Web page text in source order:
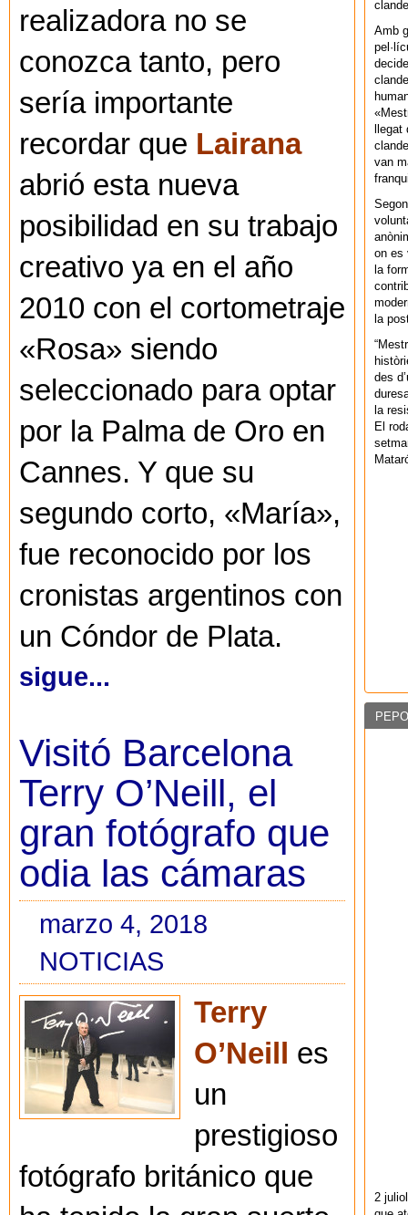
realizadora no se
conozca tanto, pero
sería importante
recordar que Lairana
abrió esta nueva
posibilidad en su trabajo
creativo ya en el año
2010 con el cortometraje
«Rosa» siendo
seleccionado para optar
por la Palma de Oro en
Cannes. Y que su
segundo corto, «María»,
fue reconocido por los
cronistas argentinos con
un Cóndor de Plata.
sigue...
Visitó Barcelona
Terry O’Neill, el
gran fotógrafo que
odia las cámaras
marzo 4, 2018
NOTICIAS
Terry
O’Neill
es
un
prestigioso
fotógrafo británico que
Amb
van
on es
la
la
des
la
El
2